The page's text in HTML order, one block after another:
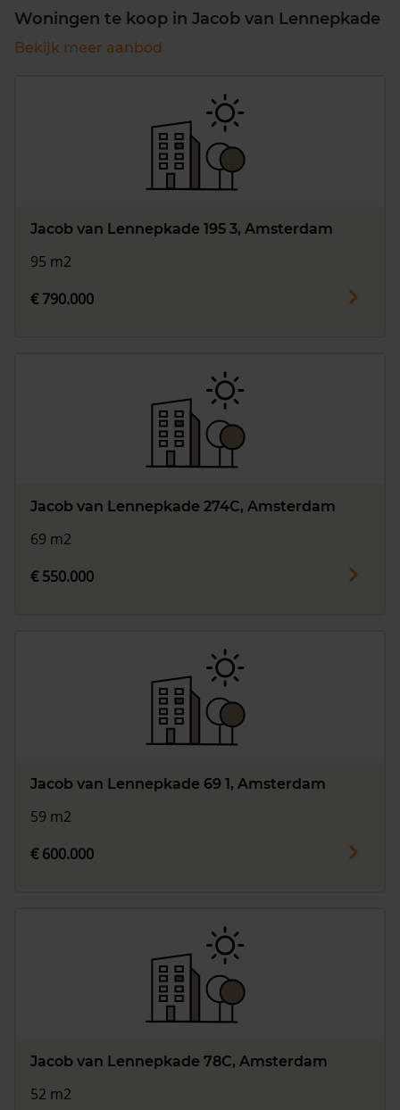
Woningen te koop in Jacob van Lennepkade
Bekijk meer aanbod
Jacob van Lennepkade 195 3, Amsterdam
95 m2
€ 790.000
Jacob van Lennepkade 274C, Amsterdam
69 m2
€ 550.000
Jacob van Lennepkade 69 1, Amsterdam
59 m2
€ 600.000
Jacob van Lennepkade 78C, Amsterdam
52 m2